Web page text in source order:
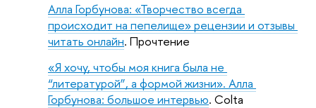
Алла Горбунова: «Творчество всегда
происходит на пепелище» рецензии и отзывы
читать онлайн. Прочтение
«Я хочу, чтобы моя книга была не
“литературой”, а формой жизни». Алла
Горбунова: большое интервью. Colta